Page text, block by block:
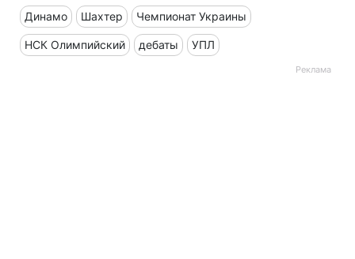
Динамо Шахтер Чемпионат Украины
НСК Олимпийский дебаты УПЛ